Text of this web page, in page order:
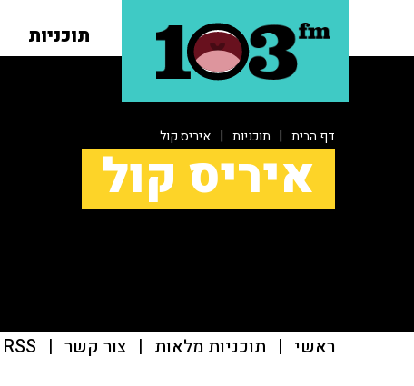
תוכניות
דף הבית | תוכניות | איריס קול
איריס קול
ראשי | תוכניות מלאות | צור קשר |
RSS